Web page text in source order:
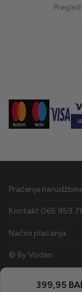
Pregled
Praćenje
Kontakt 065 959
Načini plaćanja
© ByVoden
399,95